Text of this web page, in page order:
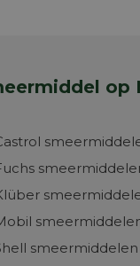
op
smeermiddelen